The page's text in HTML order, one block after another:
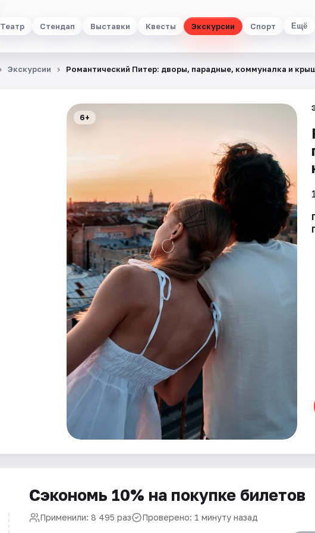
Театр Стендап Выставки Квесты Экскурсии Спорт Ещё
Экскурсии Романтический Питер: дворы, парадные, коммуналка и
6+
Сэкономь 10% на покупке билетов
Применили: 8 495 раз Проверено: 1 минуту назад